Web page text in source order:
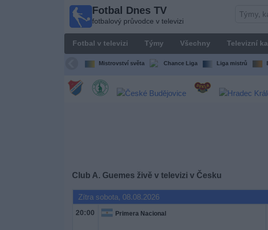
Fotbal Dnes TV
fotbalový průvodce v televizi
Fotbal v televizi Týmy Všechny Televizní
Mistrovství světa Chance Liga Liga mistrů
Club A. Guemes živě v televizi v Česku
Zítra sobota, 08.08.2026
20:00 Primera Nacional